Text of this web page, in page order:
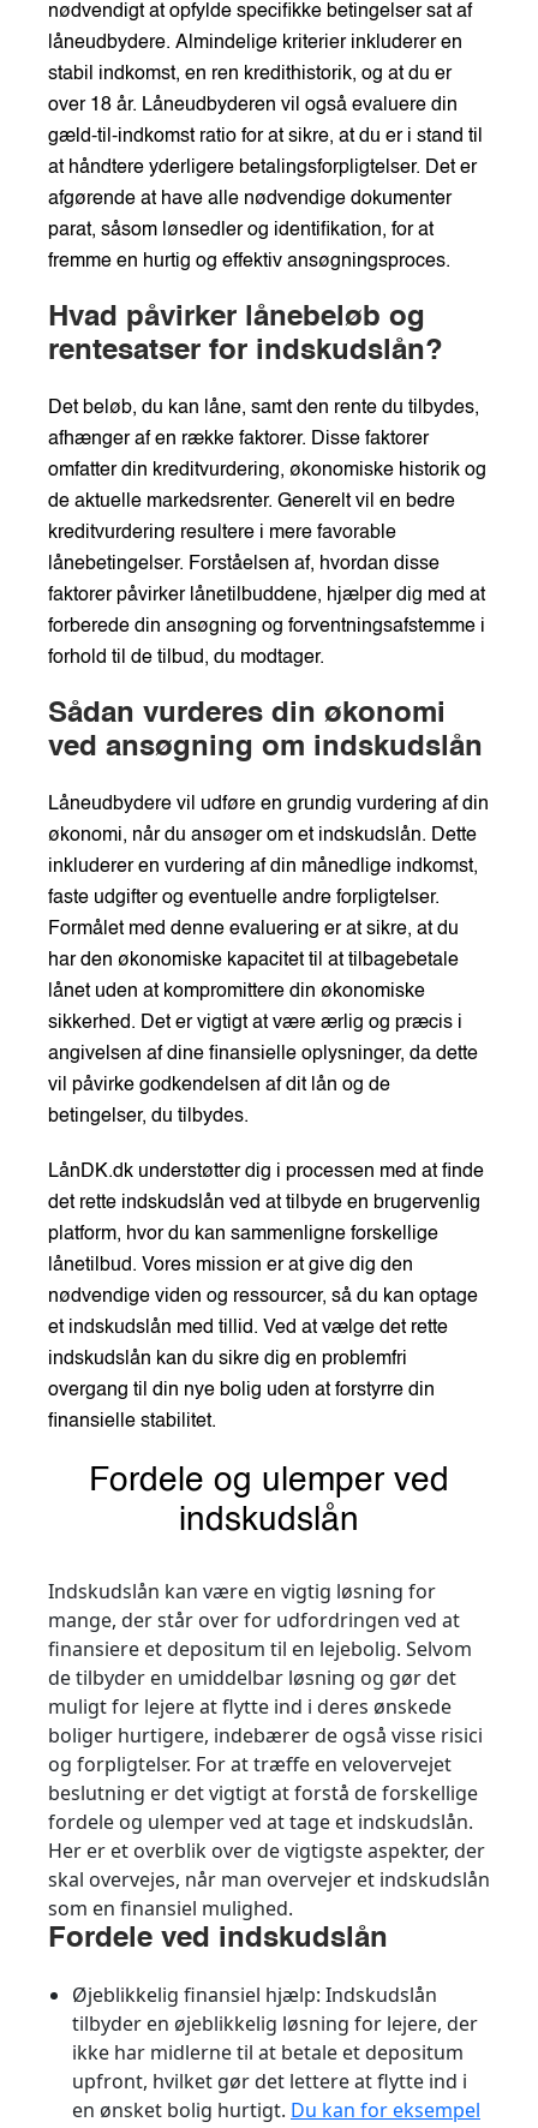
nødvendigt at opfylde specifikke betingelser sat af
låneudbydere. Almindelige kriterier inkluderer en
stabil indkomst, en ren kredithistorik, og at du er
over 18 år. Låneudbyderen vil også evaluere din
gæld-til-indkomst ratio for at sikre, at du er i stand til
at håndtere yderligere betalingsforpligtelser. Det er
afgørende at have alle nødvendige dokumenter
parat, såsom lønsedler og identifikation, for at
fremme en hurtig og effektiv ansøgningsproces.
Hvad påvirker lånebeløb og
rentesatser for indskudslån?
Det beløb, du kan låne, samt den rente du tilbydes,
afhænger af en række faktorer. Disse faktorer
omfatter din kreditvurdering, økonomiske historik og
de aktuelle markedsrenter. Generelt vil en bedre
kreditvurdering resultere i mere favorable
lånebetingelser. Forståelsen af, hvordan disse
faktorer påvirker lånetilbuddene, hjælper dig med at
forberede din ansøgning og forventningsafstemme i
forhold til de tilbud, du modtager.
Sådan vurderes din økonomi
ved ansøgning om indskudslån
Låneudbydere vil udføre en grundig vurdering af din
økonomi, når du ansøger om et indskudslån. Dette
inkluderer en vurdering af din månedlige indkomst,
faste udgifter og eventuelle andre forpligtelser.
Formålet med denne evaluering er at sikre, at du
har den økonomiske kapacitet til at tilbagebetale
lånet uden at kompromittere din økonomiske
sikkerhed. Det er vigtigt at være ærlig og præcis i
angivelsen af dine finansielle oplysninger, da dette
vil påvirke godkendelsen af dit lån og de
betingelser, du tilbydes.
LånDK.dk understøtter dig i processen med at finde
det rette indskudslån ved at tilbyde en brugervenlig
platform, hvor du kan sammenligne forskellige
lånetilbud. Vores mission er at give dig den
nødvendige viden og ressourcer, så du kan optage
et indskudslån med tillid. Ved at vælge det rette
indskudslån kan du sikre dig en problemfri
overgang til din nye bolig uden at forstyrre din
finansielle stabilitet.
Fordele og ulemper ved
indskudslån
Indskudslån kan være en vigtig løsning for
mange, der står over for udfordringen ved at
finansiere et depositum til en lejebolig. Selvom
de tilbyder en umiddelbar løsning og gør det
muligt for lejere at flytte ind i deres ønskede
boliger hurtigere, indebærer de også visse risici
og forpligtelser. For at træffe en velovervejet
beslutning er det vigtigt at forstå de forskellige
fordele og ulemper ved at tage et indskudslån.
Her er et overblik over de vigtigste aspekter, der
skal overvejes, når man overvejer et indskudslån
som en finansiel mulighed.
Fordele ved indskudslån
Øjeblikkelig finansiel hjælp: Indskudslån
tilbyder en øjeblikkelig løsning for lejere, der
ikke har midlerne til at betale et depositum
upfront, hvilket gør det lettere at flytte ind i
en ønsket bolig hurtigt. Du kan for eksempel